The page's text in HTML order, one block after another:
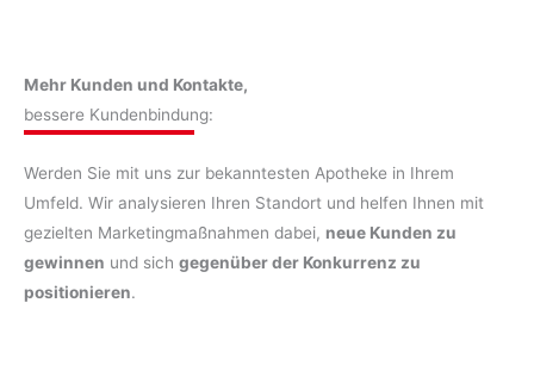
Mehr Kunden und Kontakte,
bessere Kundenbindung:
Werden Sie mit uns zur bekanntesten Apotheke in Ihrem
Umfeld. Wir analysieren Ihren Standort und helfen Ihnen mit
gezielten Marketingmaßnahmen dabei, neue Kunden zu
gewinnen und sich gegenüber der Konkurrenz zu
positionieren.